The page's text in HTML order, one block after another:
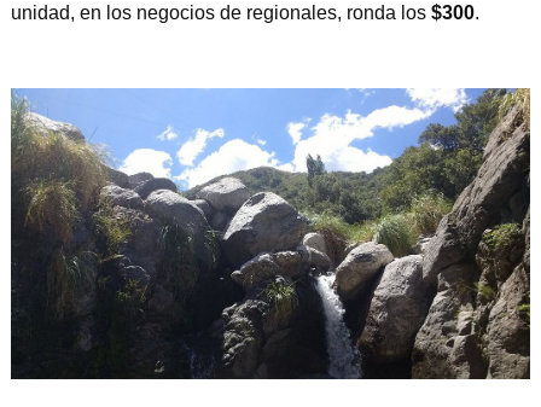
unidad, en los negocios de regionales, ronda los $300.